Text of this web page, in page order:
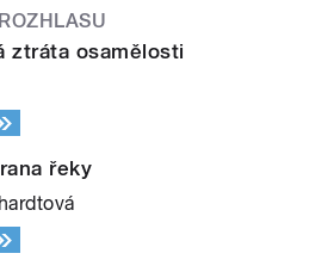
ztráta osamělosti
řeky